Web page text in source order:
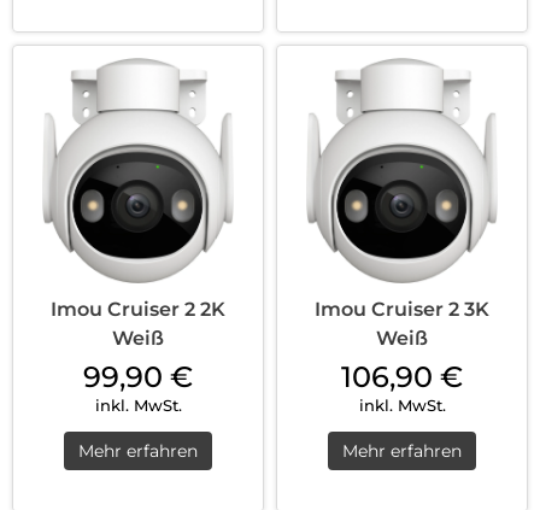
Imou Cruiser 2 2K
Weiß
99,90 €
inkl. MwSt.
Mehr erfahren
Imou Cruiser 2 3K
Weiß
106,90 €
inkl. MwSt.
Mehr erfahren